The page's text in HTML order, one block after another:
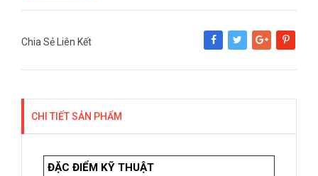
Chia Sẻ Liên Kết
Share Tweet Google+Pinterest
CHI TIẾT SẢN PHẨM
ĐẶC ĐIỂM KỸ THUẬT